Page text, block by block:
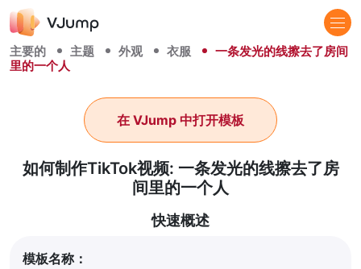
主要的 主题 外观 衣服
一条发光的线擦去了房间
里的一个人
如何制作TikTok视频: 一条发光的线擦去了房
间里的一个人
在 VJump 中打开模板
快速概述
模板名称：